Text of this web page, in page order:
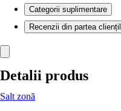
Categorii suplimentare
Recenzii din partea
Detalii produs
Salt zonă